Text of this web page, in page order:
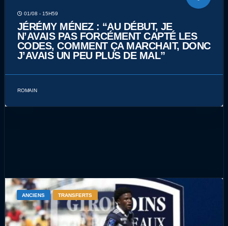
01/08 - 15H59
JÉRÉMY MÉNEZ : “AU DÉBUT, JE
N’AVAIS PAS FORCÉMENT CAPTÉ LES
CODES, COMMENT ÇA MARCHAIT, DONC
J’AVAIS UN PEU PLUS DE MAL”
ROMAIN
ANCIENS TRANSFERTS